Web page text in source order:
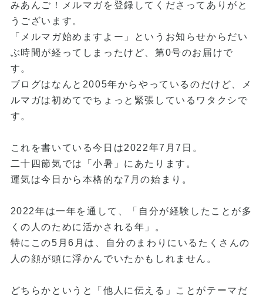
みあんご！メルマガを登録してくださってありがと
うございます。
「メルマガ始めますよー」というお知らせからだい
ぶ時間が経ってしまったけど、第0号のお届けで
す。
ブログはなんと2005年からやっているのだけど、メ
ルマガは初めてでちょっと緊張しているワタクシで
す。
これを書いている今日は2022年7月7日。
二十四節気では「小暑」にあたります。
運気は今日から本格的な7月の始まり。
2022年は一年を通して、「自分が経験したことが多
くの人のために活かされる年」。
特にこの5月6月は、自分のまわりにいるたくさんの
人の顔が頭に浮かんでいたかもしれません。
どちらかというと「他人に伝える」ことがテーマだ